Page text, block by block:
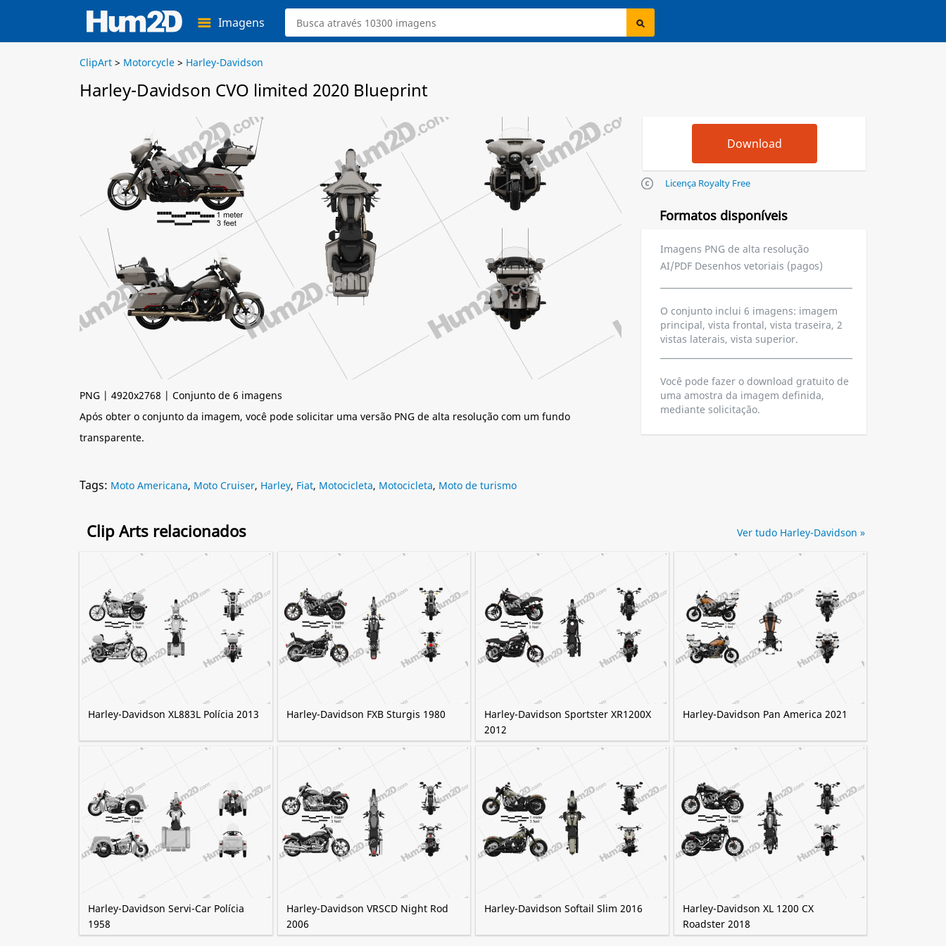
Imagens
ClipArt > Motorcycle > Harley-Davidson
Harley-Davidson CVO limited 2020 Blueprint
PNG | 4920x2768 | Conjunto de 6 imagens
Após obter o conjunto da imagem, você pode solicitar uma versão PNG de alta resolução com um fundo
transparente.
Licença Royalty Free
Formatos disponíveis
Imagens PNG de alta resolução
AI/PDF Desenhos vetoriais (pagos)
O conjunto inclui 6 imagens: imagem
principal, vista frontal, vista traseira, 2
vistas laterais, vista superior.
Você pode fazer o download gratuito de
uma amostra da imagem definida,
mediante solicitação.
Tags: Moto Americana, Moto Cruiser, Harley, Fiat, Motocicleta, Motocicleta, Moto de turismo
Clip Arts relacionados
Harley-Davidson XL883L Polícia 2013 Harley-Davidson FXB Sturgis 1980
Harley-Davidson Sportster XR1200X
2012
Harley-Davidson Pan America 2021
Harley-Davidson Servi-Car Polícia
1958
Harley-Davidson VRSCD Night Rod
2006
Harley-Davidson Softail Slim 2016
Harley-Davidson XL 1200 CX
Roadster 2018
Ver tudo Harley-Davidson »